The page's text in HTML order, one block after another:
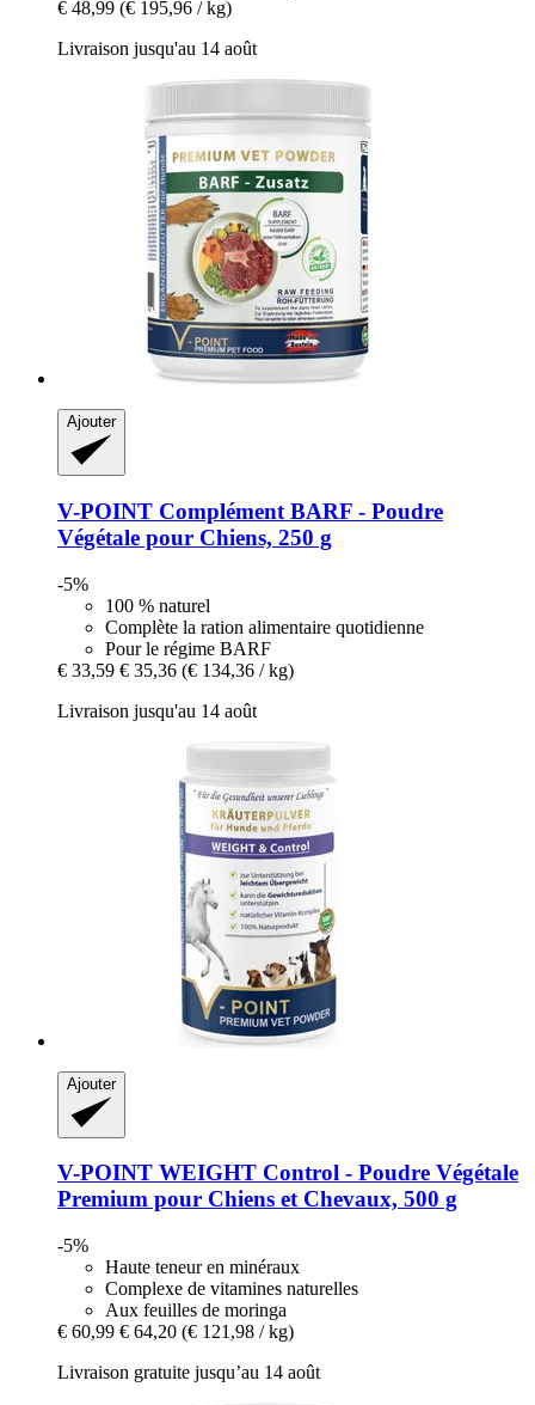
€ 48,99 (€ 195,96 / kg)
Livraison jusqu'au 14 août
Ajouter
V-POINT Complément BARF -​ Poudre
Végétale pour Chiens, 250 g
-5%
100 % naturel
Complète la ration alimentaire quotidienne
Pour le régime BARF
€ 33,59 € 35,36 (€ 134,36 / kg)
Livraison jusqu'au 14 août
Ajouter
V-POINT WEIGHT Control -​ Poudre Végétale
Premium pour Chiens et Chevaux, 500 g
-5%
Haute teneur en minéraux
Complexe de vitamines naturelles
Aux feuilles de moringa
€ 60,99 € 64,20 (€ 121,98 / kg)
Livraison gratuite jusqu’au 14 août